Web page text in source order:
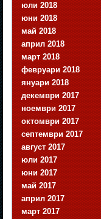
юли 2018
юни 2018
май 2018
април 2018
март 2018
февруари 2018
януари 2018
декември 2017
ноември 2017
октомври 2017
септември 2017
август 2017
юли 2017
юни 2017
май 2017
април 2017
март 2017